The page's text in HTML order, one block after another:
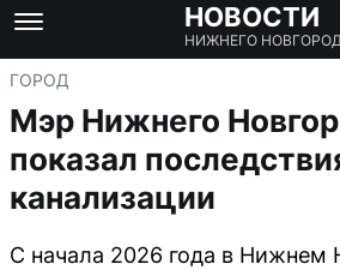
НОВОСТИ
НИЖНЕГО
ГОРОД
Мэр Нижнего
показал
канализации
С начала 2026 года в Нижнем